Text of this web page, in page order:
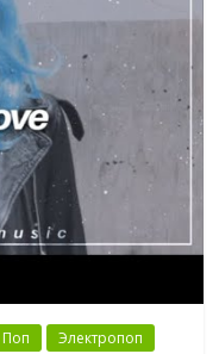
Поп Электропоп